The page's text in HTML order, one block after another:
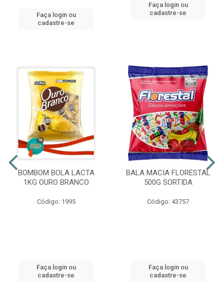
Faça login ou
cadastre-se
Faça login ou
cadastre-se
BOMBOM BOLA LACTA
1KG OURO BRANCO
Código: 1995
Faça login ou
cadastre-se
BALA MACIA FLORESTAL
500G SORTIDA
Código: 43757
Faça login ou
cadastre-se